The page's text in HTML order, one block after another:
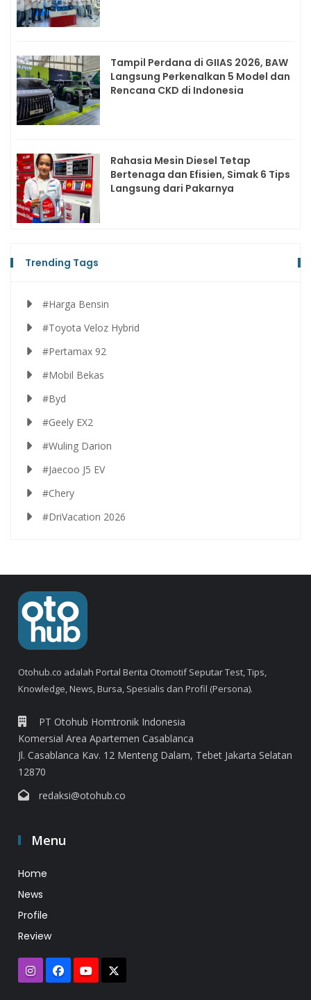
Tampil Perdana di GIIAS 2026, BAW
Langsung Perkenalkan 5 Model dan
Rencana CKD di Indonesia
Rahasia Mesin Diesel Tetap
Bertenaga dan Efisien, Simak 6 Tips
Langsung dari Pakarnya
Trending Tags
#Harga Bensin
#Toyota Veloz Hybrid
#Pertamax 92
#Mobil Bekas
#Byd
#Geely EX2
#Wuling Darion
#Jaecoo J5 EV
#Chery
#DriVacation 2026
Otohub.co adalah Portal Berita Otomotif Seputar Test, Tips,
Knowledge, News, Bursa, Spesialis dan Profil (Persona).
PT Otohub Homtronik Indonesia
Komersial Area Apartemen Casablanca
Jl. Casablanca Kav. 12 Menteng Dalam, Tebet Jakarta Selatan
12870
redaksi@otohub.co
Menu
Home
News
Profile
Review